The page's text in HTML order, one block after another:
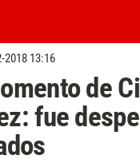
2018 13:16
de
fue